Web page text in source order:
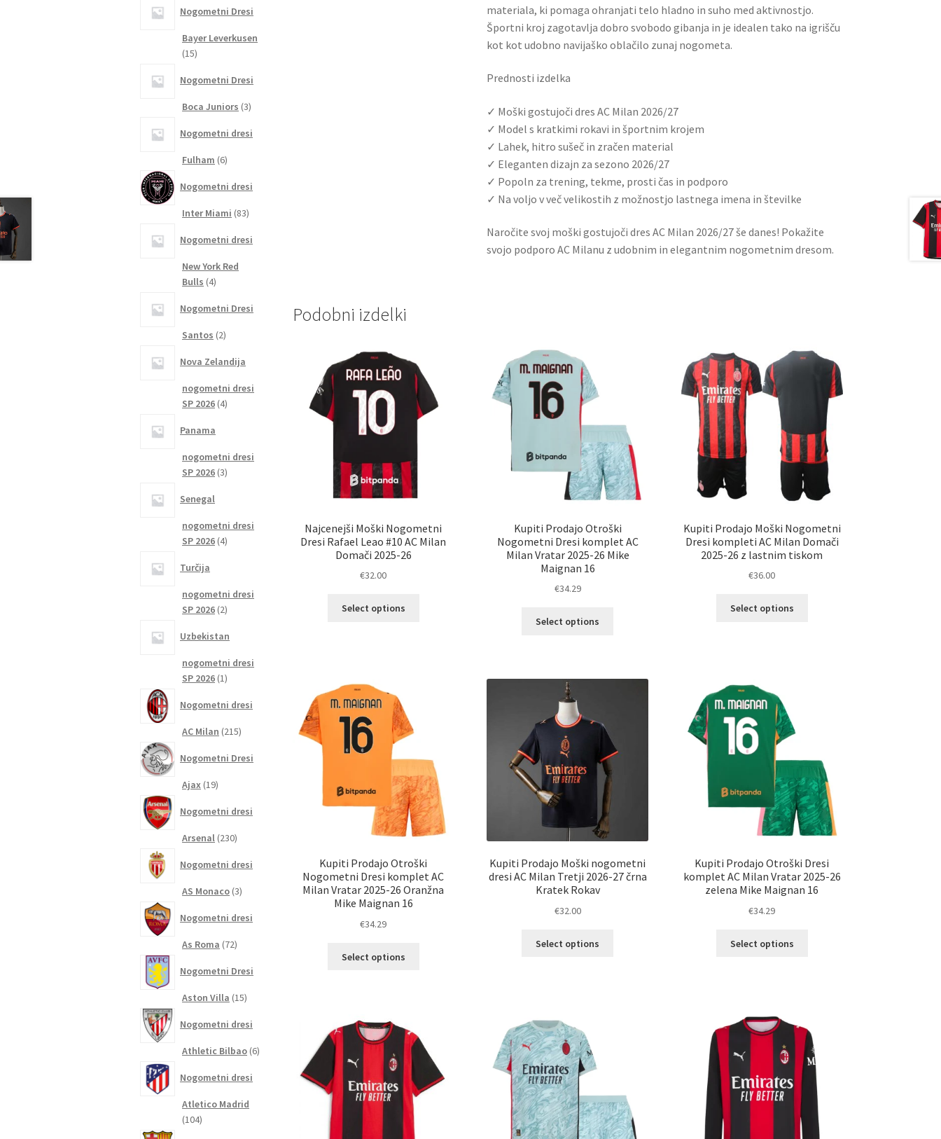
materiala, ki pomaga ohranjati telo hladno in suho med aktivnostjo.
Športni kroj zagotavlja dobro svobodo gibanja in je idealen tako na igrišču
kot kot udobno navijaško oblačilo zunaj nogometa.
Prednosti izdelka
✓ Moški gostujoči dres AC Milan 2026/27
✓ Model s kratkimi rokavi in ​​športnim krojem
✓ Lahek, hitro sušeč in zračen material
✓ Eleganten dizajn za sezono 2026/27
✓ Popoln za trening, tekme, prosti čas in podporo
✓ Na voljo v več velikostih z možnostjo lastnega imena in številke
Naročite svoj moški gostujoči dres AC Milan 2026/27 še danes! Pokažite
svojo podporo AC Milanu z udobnim in elegantnim nogometnim dresom.
Podobni izdelki
Najcenejši Moški Nogometni
Dresi Rafael Leao #10 AC Milan
Domači 2025-26
€32.00
Select options
Kupiti Prodajo Otroški
Nogometni Dresi komplet AC
Milan Vratar 2025-26 Mike
Maignan 16
€34.29
Select options
različic.
strani
Kupiti Prodajo Moški Nogometni
Dresi kompleti AC Milan Domači
2025-26 z lastnim tiskom
€36.00
Select options
Kupiti Prodajo Otroški
Nogometni Dresi komplet AC
Milan Vratar 2025-26 Oranžna
Mike Maignan 16
€34.29
Select options
lahko
izberete
strani
Kupiti Prodajo Moški nogometni
dresi AC Milan Tretji 2026-27 črna
Kratek Rokav
€32.00
Select options
Kupiti Prodajo Otroški Dresi
komplet AC Milan Vratar 2025-26
zelena Mike Maignan 16
€34.29
Select options
lahko
izberete
na
strani
izdelka
Nogometni Dresi
Bayer Leverkusen
1515
Nogometni Dresi
Boca Juniors 33
Nogometni dresi
Fulham 66
Nogometni dresi
Inter Miami 8383
Nogometni dresi
New York Red
Bulls 44
Nogometni Dresi
Santos 22
Nova Zelandija
nogometni dresi
SP 2026 44
Panama
nogometni dresi
SP 2026 33
Senegal
nogometni dresi
SP 2026 44
Turčija
nogometni dresi
SP 2026 22
Uzbekistan
nogometni dresi
SP 2026 11
Nogometni dresi
AC Milan 215215
Nogometni Dresi
Ajax 1919
Nogometni dresi
Arsenal 230230
Nogometni dresi
AS Monaco 33
Nogometni dresi
As Roma 7272
Nogometni Dresi
Aston Villa 1515
Nogometni dresi
Athletic Bilbao 66
Nogometni dresi
Atletico Madrid
104104